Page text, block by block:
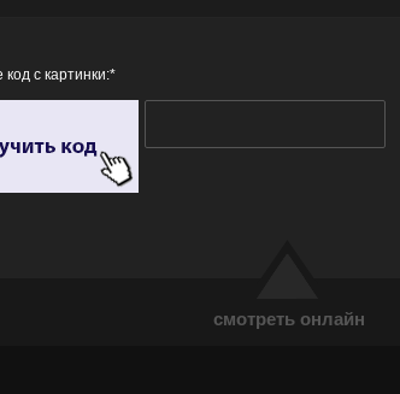
смотреть онлайн
код с картинки:*